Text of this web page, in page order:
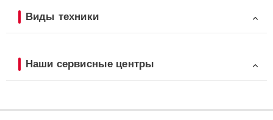
Виды техники
Наши сервисные центры